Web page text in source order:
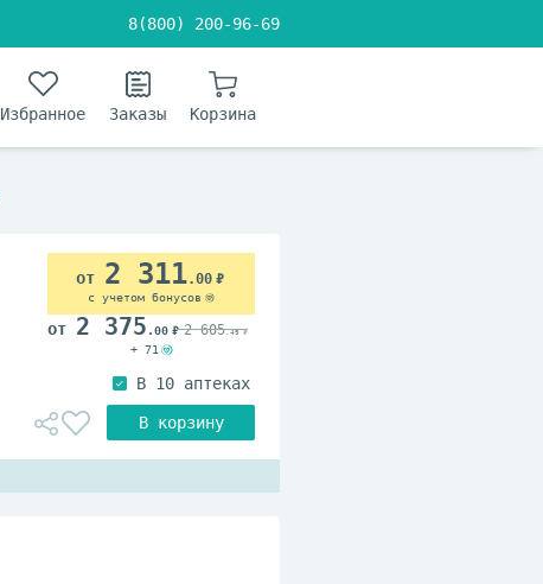
8(800) 200-96-69
Избранное Заказы Корзина
2 311.00
с учетом бонусов
2 375 .00 2 605.49
+ 71